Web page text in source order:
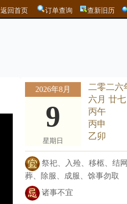
返回首页 订单查询 查新旧历
2026年8月
9
星期日
二零二六
六月 廿七
丙午
丙申
乙卯
祭祀、入殓、移柩、结
葬、除服、成服、馀事勿取
诸事不宜